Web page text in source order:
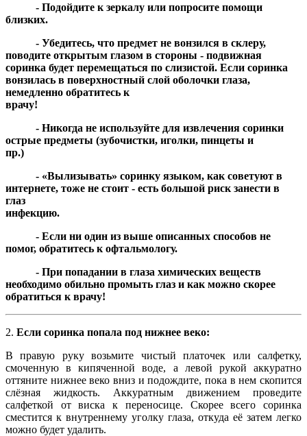
- Подойдите к зеркалу или попросите помощи
близких.
- Убедитесь, что предмет не вонзился в склеру,
поводите открытым глазом в стороны - подвижная
соринка будет перемещаться по слизистой. Если соринка
вонзилась в поверхностный слой оболочки глаза,
немедленно обратитесь к
- Никогда не используйте для извлечения соринки
острые предметы (зубочистки, иголки, пинцеты и
- «Вылизывать» соринку языком, как советуют в
интернете, тоже не стоит - есть большой риск занести в
глаз
- Если ни один из выше описанных способов не
помог, обратитесь к офтальмологу.
- При попадании в глаза химических веществ
необходимо обильно промыть глаз и как можно скорее
обратиться к врачу!
2. Если соринка попала под нижнее веко:
В правую руку возьмите чистый платочек или салфетку,
смоченную в кипяченной воде, а левой рукой аккуратно
оттяните нижнее веко вниз и подождите, пока в нем скопится
слёзная жидкость. Аккуратным движением проведите
салфеткой от виска к переносице. Скорее всего соринка
сместится к внутреннему уголку глаза, откуда её затем легко
можно будет удалить.